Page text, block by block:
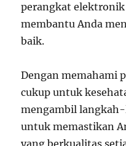
perangkat
membantu Anda
baik.
Dengan memahami
cukup untuk
mengambil
untuk memastikan